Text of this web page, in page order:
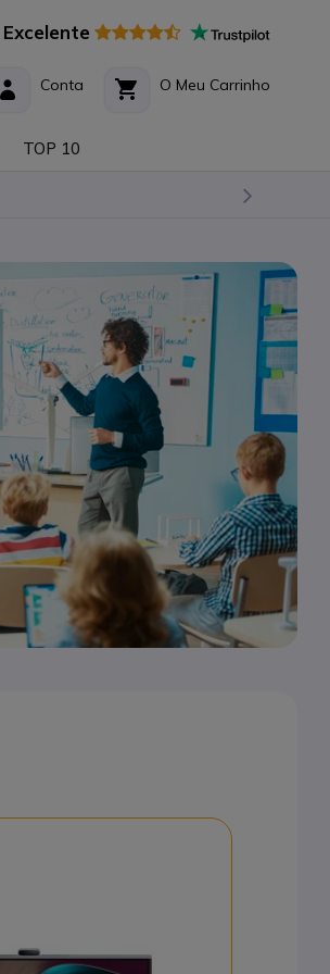
Excelente
O Meu Carrinho
Conta
TOP 10